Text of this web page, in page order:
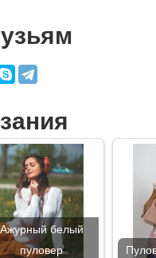
Ажурный белый
пуловер